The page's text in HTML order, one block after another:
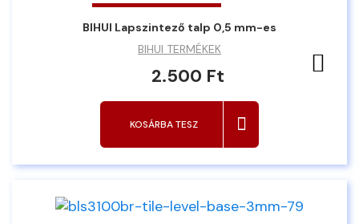
BIHUI Lapszintező talp 0,5 mm-es
BIHUI TERMÉKEK
2.500 Ft
KOSÁRBA TESZ